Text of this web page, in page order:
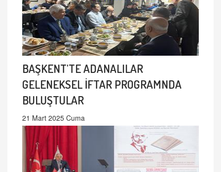
BAŞKENT'TE ADANALILAR
GELENEKSEL İFTAR PROGRAMNDA
BULUŞTULAR
21 Mart 2025 Cuma